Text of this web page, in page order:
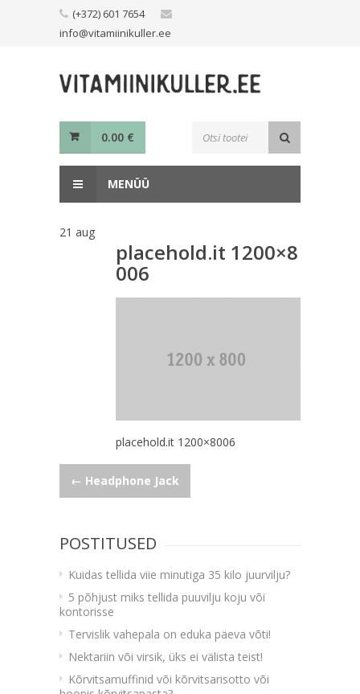
(+372) 601 7654
info@vitamiinikuller.ee
0.00 €
MENÜÜ
21 aug
placehold.it 1200×8
006
placehold.it 1200×8006
Navigeerimine
← Headphone Jack
POSTITUSED
Kuidas tellida viie minutiga 35 kilo juurvilju?
5 põhjust miks tellida puuvilju koju või
kontorisse
Tervislik vahepala on eduka päeva võti!
Nektariin või virsik, üks ei välista teist!
Kõrvitsamuffinid või kõrvitsarisotto või